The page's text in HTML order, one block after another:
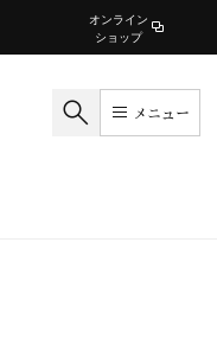
オンライン
ショップ
メニュー